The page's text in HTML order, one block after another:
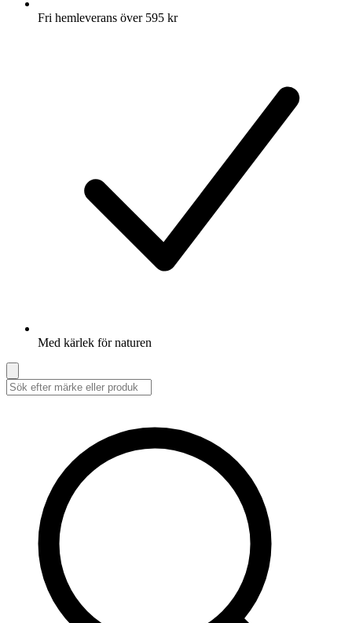
Fri hemleverans över 595 kr
Med kärlek för naturen